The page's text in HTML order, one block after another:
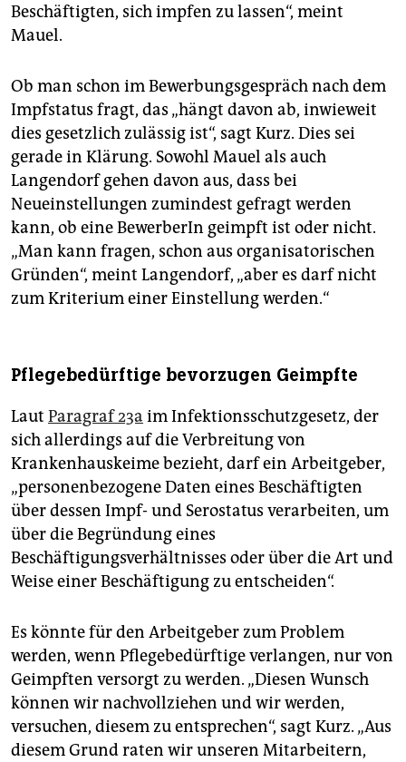
Beschäftigten, sich impfen zu lassen“, meint
Mauel.
Ob man schon im Bewerbungsgespräch nach dem
Impfstatus fragt, das „hängt davon ab, inwieweit
dies gesetzlich zulässig ist“, sagt Kurz. Dies sei
gerade in Klärung. Sowohl Mauel als auch
Langendorf gehen davon aus, dass bei
Neueinstellungen zumindest gefragt werden
kann, ob eine BewerberIn geimpft ist oder nicht.
„Man kann fragen, schon aus organisatorischen
Gründen“, meint Langendorf, „aber es darf nicht
zum Kriterium einer Einstellung werden.“
Pflegebedürftige bevorzugen Geimpfte
Laut Paragraf 23a im Infektionsschutzgesetz, der
sich allerdings auf die Verbreitung von
Krankenhauskeime bezieht, darf ein Arbeitgeber,
„personenbezogene Daten eines Beschäftigten
über dessen Impf- und Serostatus verarbeiten, um
über die Begründung eines
Beschäftigungsverhältnisses oder über die Art und
Weise einer Beschäftigung zu entscheiden“.
Es könnte für den Arbeitgeber zum Problem
werden, wenn Pflegebedürftige verlangen, nur von
Geimpften versorgt zu werden. „Diesen Wunsch
können wir nachvollziehen und wir werden,
versuchen, diesem zu entsprechen“, sagt Kurz. „Aus
diesem Grund raten wir unseren Mitarbeitern,